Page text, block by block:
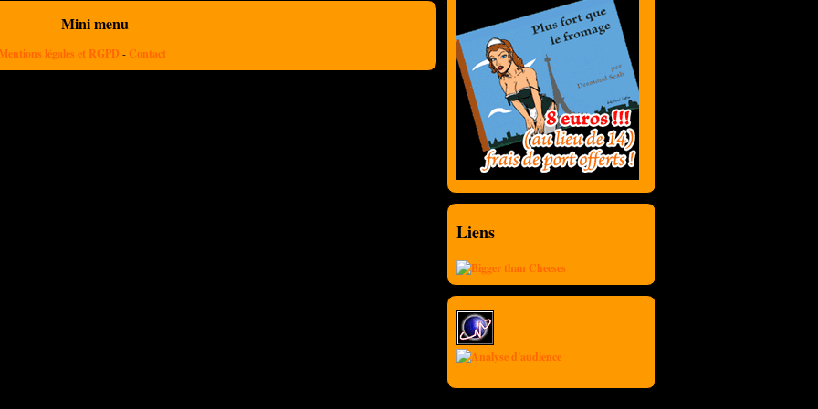
Mini menu
Mentions légales et RGPD - Contact
Liens